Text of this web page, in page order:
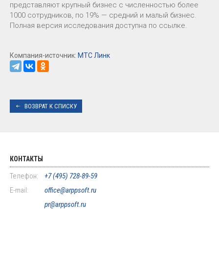
представляют крупный бизнес с численностью более
1000 сотрудников, по 19% — средний и малый бизнес.
Полная версия исследования доступна по ссылке.
Компания-источник: МТС Линк
ВОЗВРАТ К СПИСКУ
КОНТАКТЫ
Телефон:
+7 (495) 728-89-59
E-mail:
office@arppsoft.ru
pr@arppsoft.ru